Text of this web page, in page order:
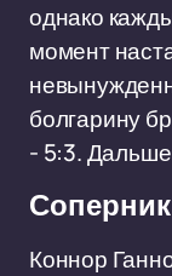
однако
момент
болгарину
- 5:3.
Соперник
Коннор